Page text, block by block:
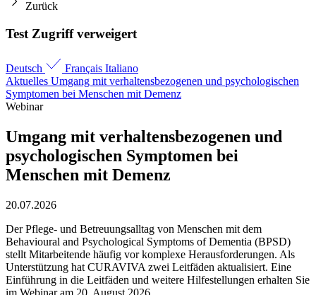
Zurück
Test Zugriff verweigert
Deutsch Français Italiano
Aktuelles Umgang mit verhaltensbezogenen und psychologischen
Symptomen bei Menschen mit Demenz
Webinar
Umgang mit verhaltensbezogenen und
psychologischen Symptomen bei
Menschen mit Demenz
20.07.2026
Der Pflege- und Betreuungsalltag von Menschen mit dem
Behavioural and Psychological Symptoms of Dementia (BPSD)
stellt Mitarbeitende häufig vor komplexe Herausforderungen. Als
Unterstützung hat CURAVIVA zwei Leitfäden aktualisiert. Eine
Einführung in die Leitfäden und weitere Hilfestellungen erhalten Sie
im Webinar am 20. August 2026.